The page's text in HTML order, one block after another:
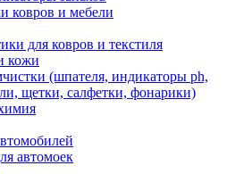
ковров и мебели
для ковров и текстиля
кожи
(шпателя, индикаторы ph,
щетки, салфетки, фонарики)
автомоек